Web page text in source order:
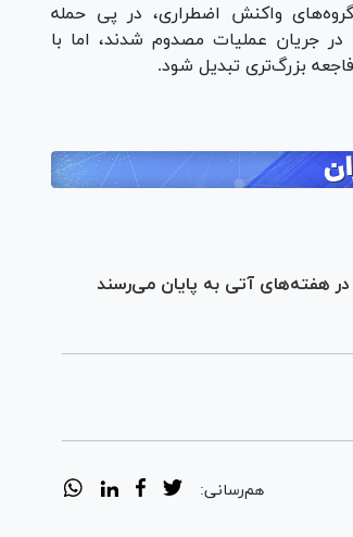
واکنش اضطراری، در پی حمله
جریان عملیات مصدوم شدند، اما با
بزرگ‌تری تبدیل شود.
هفته‌های آتی به پایان می‌رسند
هم‌رسانی: